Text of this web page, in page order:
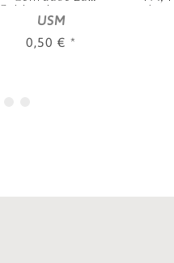
Schlosskasten an
Einschubtüren
USM
0,50 € *
|